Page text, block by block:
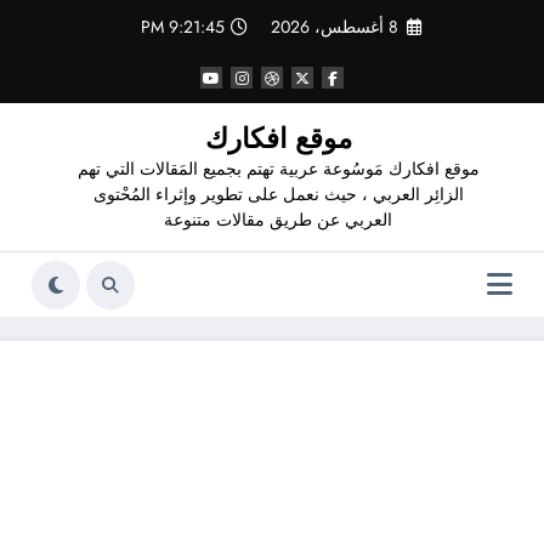
8 أغسطس، 2026 9:21:46 PM
موقع افكارك
موقع افكارك مَوسُوعة عربية تهتم بجميع المَقالات التي تهم
الزائِر العربي ، حيث نعمل على تطوير وإثراء المُحْتوى
العربي عن طريق مقالات متنوعة